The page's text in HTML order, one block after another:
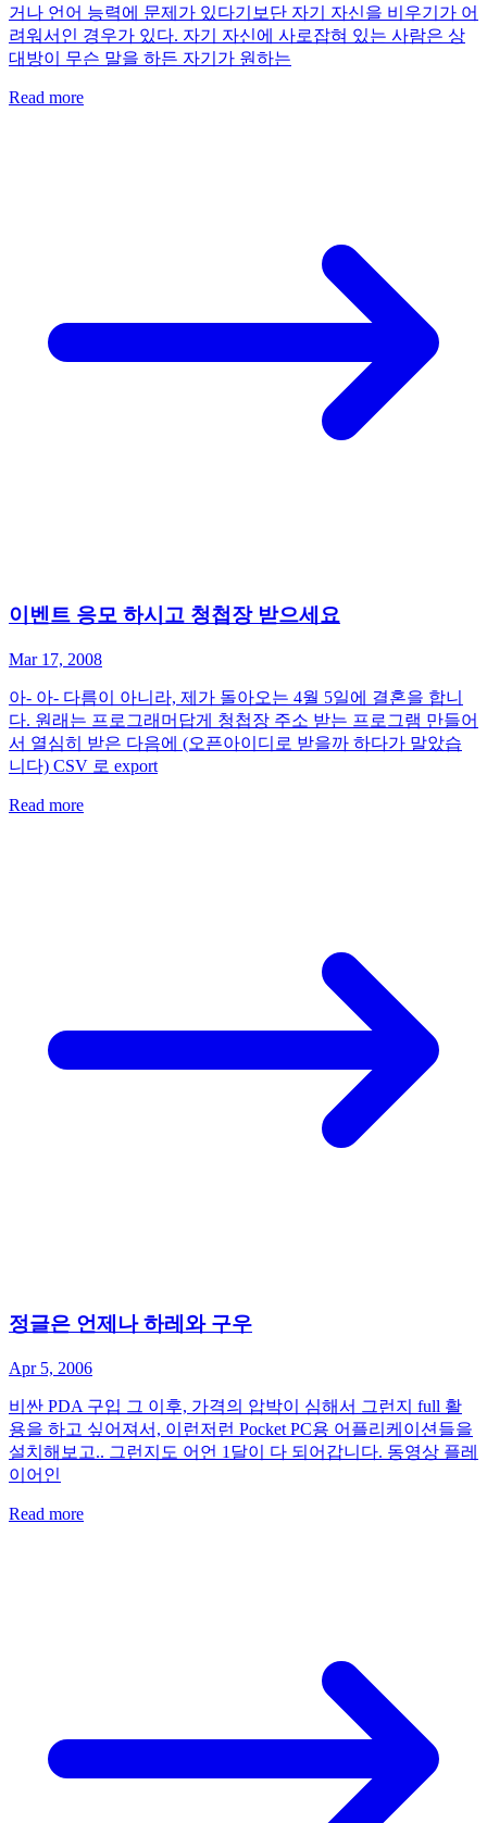
거나 언어 능력에 문제가 있다기보단 자기 자신을 비우기가 어
려워서인 경우가 있다. 자기 자신에 사로잡혀 있는 사람은 상
대방이 무슨 말을 하든 자기가 원하는
Read more
이벤트 응모 하시고 청첩장 받으세요
Mar 17, 2008
아- 아- 다름이 아니라, 제가 돌아오는 4월 5일에 결혼을 합니
다. 원래는 프로그래머답게 청첩장 주소 받는 프로그램 만들어
서 열심히 받은 다음에 (오픈아이디로 받을까 하다가 말았습
니다) CSV 로 export
Read more
정글은 언제나 하레와 구우
Apr 5, 2006
비싼 PDA 구입 그 이후, 가격의 압박이 심해서 그런지 full 활
용을 하고 싶어져서, 이런저런 Pocket PC용 어플리케이션들을
설치해보고.. 그런지도 어언 1달이 다 되어갑니다. 동영상 플레
이어인
Read more